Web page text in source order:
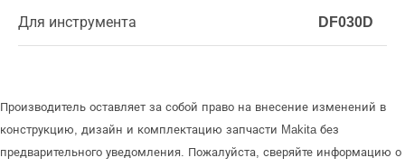
Для инструмента DF030D
Производитель оставляет за собой право на внесение изменений в
конструкцию, дизайн и комплектацию запчасти Makita без
предварительного уведомления. Пожалуйста, сверяйте информацию о